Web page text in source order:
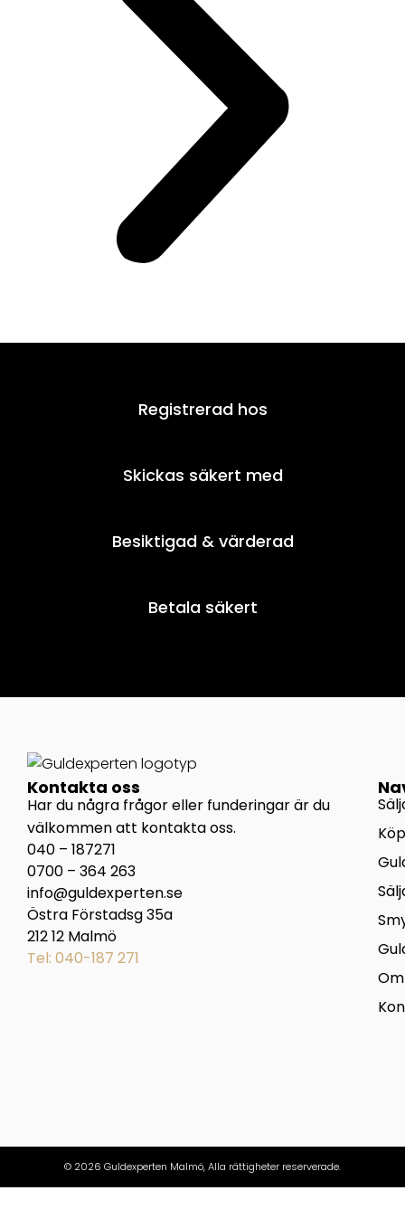
Registrerad hos
Skickas säkert med
Besiktigad & värderad
Betala säkert
Kontakta oss
Har du några frågor eller funderingar är du
välkommen att kontakta oss.
040 – 187271
0700 – 364 263
info@guldexperten.se
Östra Förstadsg 35a
212 12 Malmö
Tel: 040-187 271
© 2026 Guldexperten Malmö, Alla rättigheter reserverade.